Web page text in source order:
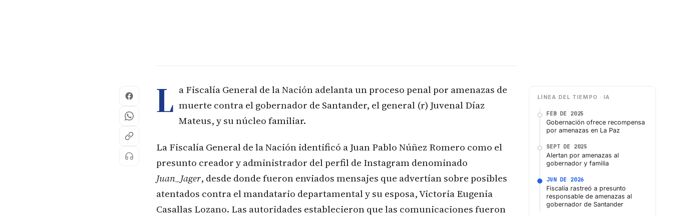
L a Fiscalía General de la Nación adelanta un proceso penal por amenazas de
muerte contra el gobernador de Santander, el general (r) Juvenal Díaz
Mateus, y su núcleo familiar.
La Fiscalía General de la Nación identificó a Juan Pablo Núñez Romero como el
presunto creador y administrador del perfil de Instagram denominado
Juan_Jager, desde donde fueron enviados mensajes que advertían sobre posibles
atentados contra el mandatario departamental y su esposa, Victoria Eugenia
Casallas Lozano. Las autoridades establecieron que las comunicaciones fueron
LÍNEA DEL TIEMPO · IA
FEB DE 2025
Gobernación ofrece recompensa
por amenazas en La Paz
SEPT DE 2025
Alertan por amenazas al
gobernador y familia
JUN DE 2026
Fiscalía rastreó a presunto
responsable de amenazas al
gobernador de Santander